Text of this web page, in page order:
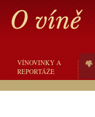
VÍNOVINKY A
REPORTÁŽE